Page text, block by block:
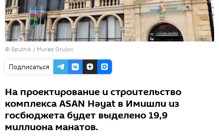
© Sputnik / Murad Orujov
Подписаться
На проектирование и строительство
комплекса ASAN Həyat в Имишли из
госбюджета будет выделено 19,9
миллиона манатов.